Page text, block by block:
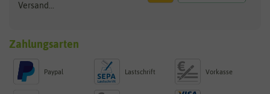
Versand...
Zahlungsarten
Paypal Lastschrift Vorkasse